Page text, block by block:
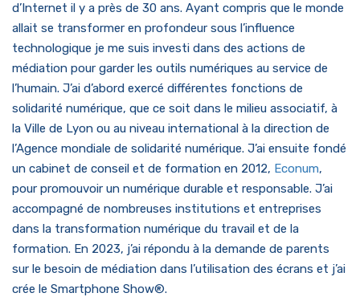
d’Internet il y a près de 30 ans. Ayant compris que le monde
allait se transformer en profondeur sous l’influence
technologique je me suis investi dans des actions de
médiation pour garder les outils numériques au service de
l’humain. J’ai d’abord exercé différentes fonctions de
solidarité numérique, que ce soit dans le milieu associatif, à
la Ville de Lyon ou au niveau international à la direction de
l’Agence mondiale de solidarité numérique. J’ai ensuite fondé
un cabinet de conseil et de formation en 2012, Econum,
pour promouvoir un numérique durable et responsable. J’ai
accompagné de nombreuses institutions et entreprises
dans la transformation numérique du travail et de la
formation. En 2023, j’ai répondu à la demande de parents
sur le besoin de médiation dans l’utilisation des écrans et j’ai
crée le Smartphone Show®.